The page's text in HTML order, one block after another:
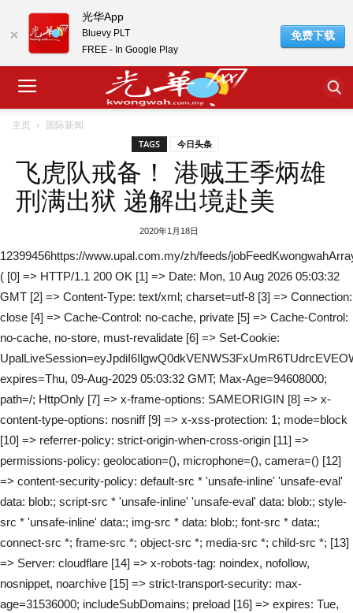
主页 国际新闻
TAGS 今日头条
飞虎队戒备！ 港贼王季炳雄
刑满出狱 递解出境赴美
2020年1月18日
12399456https://www.upal.com.my/zh/feeds/
( [0] => HTTP/1.1 200 OK [1] => Date: Mon, 10 Aug 2026 05:03:32
GMT [2] => Content-Type: text/xml; charset=utf-8 [3] => Connection:
close [4] => Cache-Control: no-cache, private [5] => Cache-Control:
no-cache, no-store, must-revalidate [6] => Set-Cookie:
expires=Thu, 09-Aug-2029 05:03:32 GMT; Max-Age=94608000;
path=/; HttpOnly [7] => x-frame-options: SAMEORIGIN [8] => x-
content-type-options: nosniff [9] => x-xss-protection: 1; mode=block
[10] => referrer-policy: strict-origin-when-cross-origin [11] =>
permissions-policy: geolocation=(), microphone=(), camera=() [12]
=> content-security-policy: default-src * 'unsafe-inline' 'unsafe-eval'
data: blob:; script-src * 'unsafe-inline' 'unsafe-eval' data: blob:; style-
src * 'unsafe-inline' data:; img-src * data: blob:; font-src * data:;
connect-src *; frame-src *; object-src *; media-src *; child-src *; [13]
=> Server: cloudflare [14] => x-robots-tag: noindex, nofollow,
nosnippet, noarchive [15] => strict-transport-security: max-
age=31536000; includeSubDomains; preload [16] => expires: Tue,
光华App
Bluevy PLT
FREE - In Google Play
免费下载